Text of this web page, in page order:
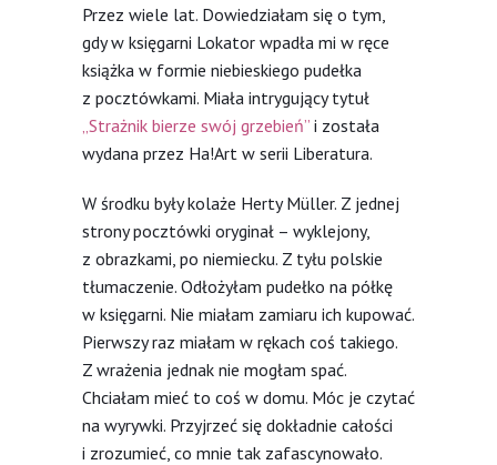
Przez wiele lat. Dowiedziałam się o tym,
gdy w księgarni Lokator wpadła mi w ręce
książka w formie niebieskiego pudełka
z pocztówkami. Miała intrygujący tytuł
„Strażnik bierze swój grzebień” i została
wydana przez Ha!Art w serii Liberatura.
W środku były kolaże Herty Müller. Z jednej
strony pocztówki oryginał – wyklejony,
z obrazkami, po niemiecku. Z tyłu polskie
tłumaczenie. Odłożyłam pudełko na półkę
w księgarni. Nie miałam zamiaru ich kupować.
Pierwszy raz miałam w rękach coś takiego.
Z wrażenia jednak nie mogłam spać.
Chciałam mieć to coś w domu. Móc je czytać
na wyrywki. Przyjrzeć się dokładnie całości
i zrozumieć, co mnie tak zafascynowało.